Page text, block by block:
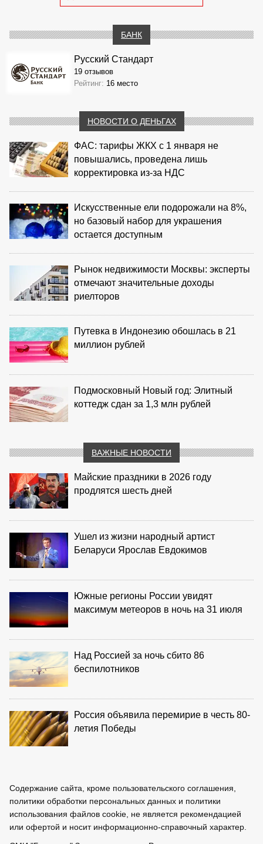
БАНК
Русский Стандарт
19 отзывов
Рейтинг: 16 место
НОВОСТИ О ДЕНЬГАХ
ФАС: тарифы ЖКХ с 1 января не
повышались, проведена лишь
корректировка из‑за НДС
Искусственные ели подорожали на 8%,
но базовый набор для украшения
остается доступным
Рынок недвижимости Москвы: эксперты
отмечают значительные доходы
риелторов
Путевка в Индонезию обошлась в 21
миллион рублей
Подмосковный Новый год: Элитный
коттедж сдан за 1,3 млн рублей
ВАЖНЫЕ НОВОСТИ
Майские праздники в 2026 году
продлятся шесть дней
Ушел из жизни народный артист
Беларуси Ярослав Евдокимов
Южные регионы России увидят
максимум метеоров в ночь на 31 июля
Над Россией за ночь сбито 86
беспилотников
Россия объявила перемирие в честь 80-
летия Победы
Содержание сайта, кроме пользовательского соглашения,
политики обработки персональных данных и политики
использования файлов cookie, не является рекомендацией
или офертой и носит информационно-справочный характер.